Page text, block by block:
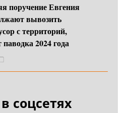
поручение Евгения
вывозить
с территорий,
2024 года
соцсетях